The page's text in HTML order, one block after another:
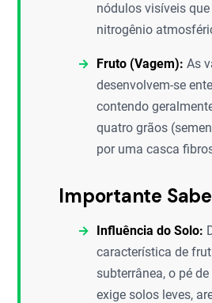
nódulos visíveis
nitrogênio
Fruto (Vagem): As
desenvolvem-se
contendo
quatro grãos
por uma casca
Importante
Influência do Solo:
característica de
subterrânea, o pé
exige solos leves,